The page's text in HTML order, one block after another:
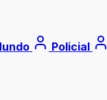
Policial